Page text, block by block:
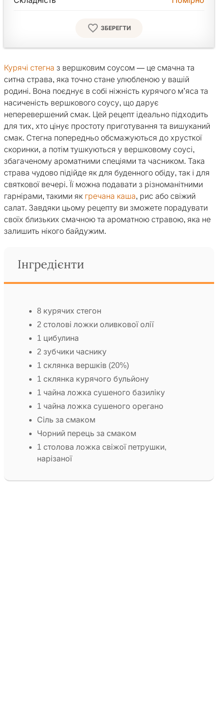
ЗБЕРЕГТИ
Курячі стегна з вершковим соусом — це смачна та
ситна страва, яка точно стане улюбленою у вашій
родині. Вона поєднує в собі ніжність курячого м’яса та
насиченість вершкового соусу, що дарує
неперевершений смак. Цей рецепт ідеально підходить
для тих, хто цінує простоту приготування та вишуканий
смак. Стегна попередньо обсмажуються до хрусткої
скоринки, а потім тушкуються у вершковому соусі,
збагаченому ароматними спеціями та часником. Така
страва чудово підійде як для буденного обіду, так і для
святкової вечері. Її можна подавати з різноманітними
гарнірами, такими як гречана каша, рис або свіжий
салат. Завдяки цьому рецепту ви зможете порадувати
своїх близьких смачною та ароматною стравою, яка не
залишить нікого байдужим.
Інгредієнти
8 курячих стегон
2 столові ложки оливкової олії
1 цибулина
2 зубчики часнику
1 склянка вершків (20%)
1 склянка курячого бульйону
1 чайна ложка сушеного базиліку
1 чайна ложка сушеного орегано
Сіль за смаком
Чорний перець за смаком
1 столова ложка свіжої петрушки,
нарізаної